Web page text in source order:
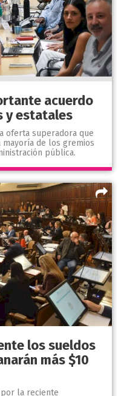
acuerdo
y estatales
oferta superadora que
de los gremios
pública.
los sueldos
más $10
la reciente